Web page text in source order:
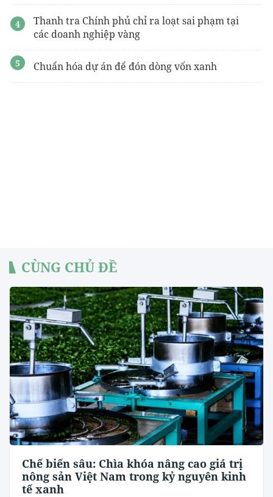
Thanh tra Chính phủ chỉ ra loạt sai phạm tại
các doanh nghiệp vàng
Chuẩn hóa dự án để đón dòng vốn xanh
CÙNG CHỦ ĐỀ
Chế biến sâu: Chìa khóa nâng cao giá trị
nông sản Việt Nam trong kỷ nguyên kinh
tế xanh